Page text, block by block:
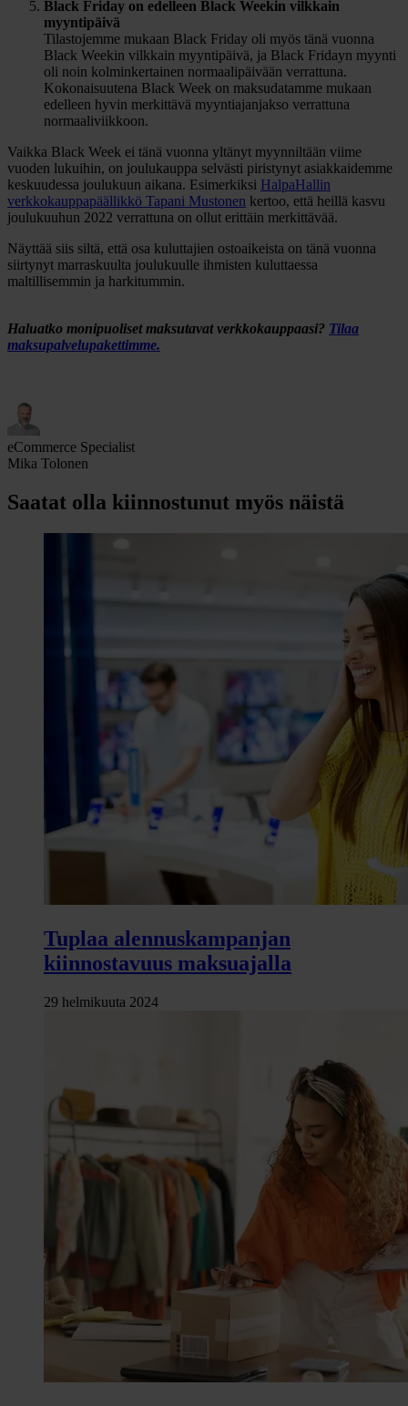
Black Friday on edelleen Black Weekin vilkkain
myyntipäivä
Tilastojemme mukaan Black Friday oli myös tänä vuonna
Black Weekin vilkkain myyntipäivä, ja Black Fridayn myynti
oli noin kolminkertainen normaalipäivään verrattuna.
Kokonaisuutena Black Week on maksudatamme mukaan
edelleen hyvin merkittävä myyntiajanjakso verrattuna
normaaliviikkoon.
Vaikka Black Week ei tänä vuonna yltänyt myynniltään viime
vuoden lukuihin, on joulukauppa selvästi piristynyt asiakkaidemme
keskuudessa joulukuun aikana. Esimerkiksi HalpaHallin
verkkokauppapäällikkö Tapani Mustonen kertoo, että heillä kasvu
joulukuuhun 2022 verrattuna on ollut erittäin merkittävää.
Näyttää siis siltä, että osa kuluttajien ostoaikeista on tänä vuonna
siirtynyt marraskuulta joulukuulle ihmisten kuluttaessa
maltillisemmin ja harkitummin.
Haluatko monipuoliset maksutavat verkkokauppaasi? Tilaa
maksupalvelupakettimme.
eCommerce Specialist
Mika Tolonen
Saatat olla kiinnostunut myös näistä
Tuplaa alennuskampanjan
kiinnostavuus maksuajalla
29 helmikuuta 2024